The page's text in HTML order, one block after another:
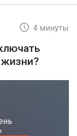
4 минуты